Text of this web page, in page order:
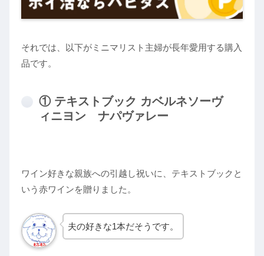
それでは、以下がミニマリスト主婦が長年愛用する購入
品です。
① テキストブック カベルネソーヴ
ィニヨン ナパヴァレー
ワイン好きな親族への引越し祝いに、テキストブックと
いう赤ワインを贈りました。
夫の好きな1本だそうです。